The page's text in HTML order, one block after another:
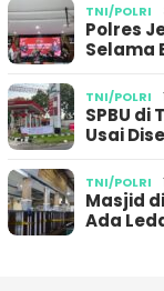
TNI/POLRI
Polres
Selama
TNI/POLRI
SPBU
Usai
TNI/POLRI
Masjid
Ada